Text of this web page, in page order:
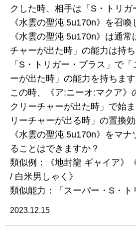
クした時、相手は「S・トリガ
《水雲の聖沌 5u170n》を召喚
《水雲の聖沌 5u170n》は通
チャーが出た時」の能力は持ち
「S・トリガー・プラス」で
ーが出た時」の能力を持ちます
この時、《ア:ニーオ:マクア》
クリーチャーが出た時」で始
リーチャーが出る時」の置換効
《水雲の聖沌 5u170n》をマ
ることはできますか？
類似例：《地封龍 ギャイア》
/ 白米男しゃく》
類似能力：「スーパー・S・ト
2023.12.15